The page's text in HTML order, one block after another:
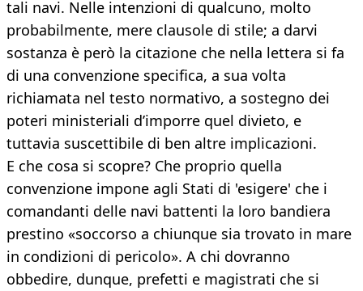
tali navi. Nelle intenzioni di qualcuno, molto
probabilmente, mere clausole di stile; a darvi
sostanza è però la citazione che nella lettera si fa
di una convenzione specifica, a sua volta
richiamata nel testo normativo, a sostegno dei
poteri ministeriali d’imporre quel divieto, e
tuttavia suscettibile di ben altre implicazioni.
E che cosa si scopre? Che proprio quella
convenzione impone agli Stati di 'esigere' che i
comandanti delle navi battenti la loro bandiera
prestino «soccorso a chiunque sia trovato in mare
in condizioni di pericolo». A chi dovranno
obbedire, dunque, prefetti e magistrati che si